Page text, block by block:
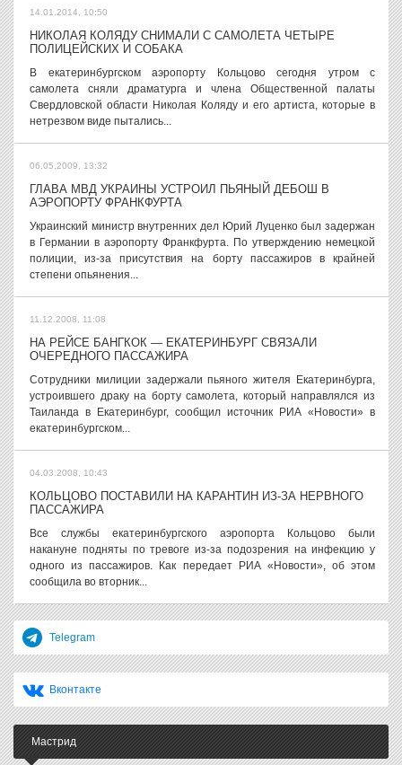
14.01.2014, 10:50
НИКОЛАЯ КОЛЯДУ СНИМАЛИ С САМОЛЕТА ЧЕТЫРЕ
ПОЛИЦЕЙСКИХ И СОБАКА
В екатеринбургском аэропорту Кольцово сегодня утром с
самолета сняли драматурга и члена Общественной палаты
Свердловской области Николая Коляду и его артиста, которые в
нетрезвом виде пытались...
06.05.2009, 13:32
ГЛАВА МВД УКРАИНЫ УСТРОИЛ ПЬЯНЫЙ ДЕБОШ В
АЭРОПОРТУ ФРАНКФУРТА
Украинский министр внутренних дел Юрий Луценко был задержан
в Германии в аэропорту Франкфурта. По утверждению немецкой
полиции, из-за присутствия на борту пассажиров в крайней
степени опьянения...
11.12.2008, 11:08
НА РЕЙСЕ БАНГКОК — ЕКАТЕРИНБУРГ СВЯЗАЛИ
ОЧЕРЕДНОГО ПАССАЖИРА
Сотрудники милиции задержали пьяного жителя Екатеринбурга,
устроившего драку на борту самолета, который направлялся из
Таиланда в Екатеринбург, сообщил источник РИА «Новости» в
екатеринбургском...
04.03.2008, 10:43
КОЛЬЦОВО ПОСТАВИЛИ НА КАРАНТИН ИЗ-ЗА НЕРВНОГО
ПАССАЖИРА
Все службы екатеринбургского аэропорта Кольцово были
накануне подняты по тревоге из-за подозрения на инфекцию у
одного из пассажиров. Как передает РИА «Новости», об этом
сообщила во вторник...
Telegram
Вконтакте
Мастрид